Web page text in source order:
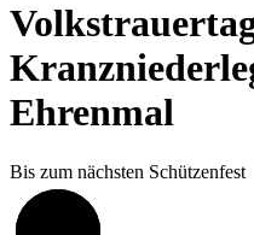
Ehrenmal
Bis zum nächsten Schützenfest